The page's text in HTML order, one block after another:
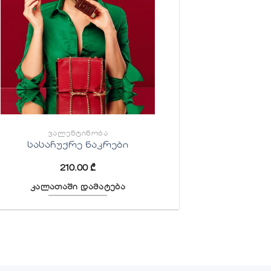
ᲕᲐᲚᲔᲜᲢᲘᲜᲝᲑᲐ
სასაჩუქრე ნაკრები
210.00 ₾
კალათაში დამატება